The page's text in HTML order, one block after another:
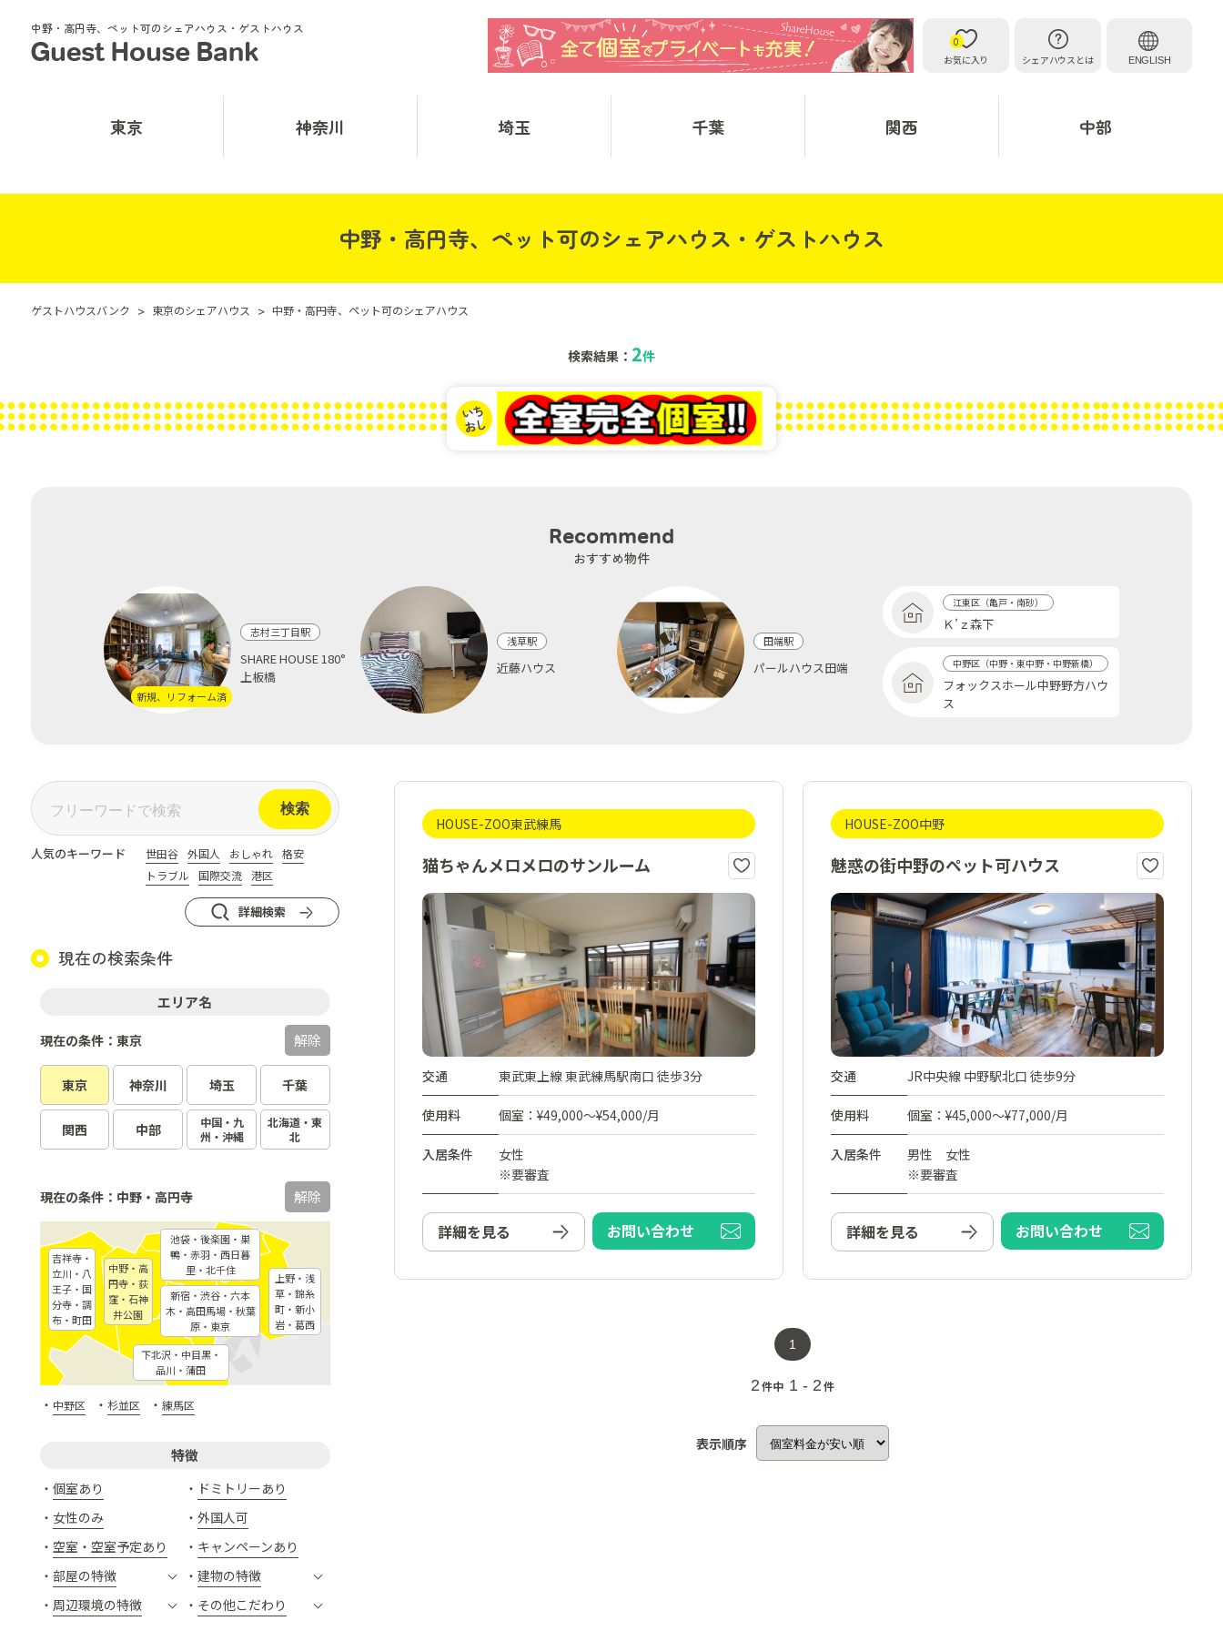
中野・高円寺、ペット可のシェアハウス・ゲストハウス
お気に入り
0
シェアハウスとは
ENGLISH
東京 神奈川 埼玉 千葉 関西 中部
中野・高円寺、ペット可のシェアハウス・ゲストハウス
ゲストハウスバンク > 東京のシェアハウス > 中野・高円寺、ペット可のシェアハウス
検索結果： 2件
Recommend
おすすめ物件
新規、リフォーム済
志村三丁目駅
SHARE HOUSE 180°
上板橋
浅草駅
近藤ハウス
田端駅
パールハウス田端
江東区（亀戸・南砂）
Ｋ’ｚ森下
中野区（中野・東中野・中野新橋）
フォックスホール中野野方ハウ
ス
人気のキーワード 世田谷 外国人 おしゃれ
格安
トラブル
国際交流 港区
詳細検索
現在の検索条件
エリア名
東京 神奈川 埼玉 千葉
関西 中部
中国・九
州・沖縄
北海道・東
北
現在の条件：東京 解除
新宿・渋谷・六本
木・高田馬場・秋葉
原・東京
中野・高
円寺・荻
窪・石神
井公園
下北沢・中目黒・
品川・蒲田
池袋・後楽園・巣
鴨・赤羽・西日暮
里・北千住
上野・浅
草・錦糸
町・新小
岩・葛西
吉祥寺・
立川・八
王子・国
分寺・調
布・町田
現在の条件：中野・高円寺 解除
・ 中野区 ・ 杉並区 ・ 練馬区
特徴
個室あり
ドミトリーあり
女性のみ
外国人可
空室・空室予定あり
キャンペーンあり
部屋の特徴
建物の特徴
周辺環境の特徴
その他こだわり
HOUSE-ZOO東武練馬
猫ちゃんメロメロのサンルーム
交通 東武東上線 東武練馬駅南口 徒歩3分
使用料 個室：¥49,000～¥54,000/月
入居条件
女性
※要審査
詳細を見る お問い合わせ
HOUSE-ZOO中野
魅惑の街中野のペット可ハウス
交通 JR中央線 中野駅北口 徒歩9分
使用料 個室：¥45,000～¥77,000/月
入居条件
男性 女性
※要審査
詳細を見る お問い合わせ
1
2 件中 1 - 2 件
表示順序